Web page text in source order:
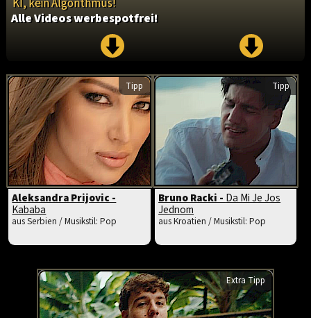
Alle Videos werbespotfrei!
Tipp
Aleksandra Prijovic -
Kababa
aus Serbien / Musikstil: Pop
Tipp
Bruno Racki - Da Mi Je Jos
Jednom
aus Kroatien / Musikstil: Pop
Extra Tipp